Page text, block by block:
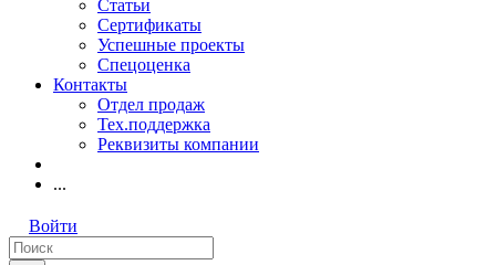
Статьи
Сертификаты
Успешные проекты
Спецоценка
Контакты
Отдел продаж
Тех.поддержка
Реквизиты компании
...
Войти